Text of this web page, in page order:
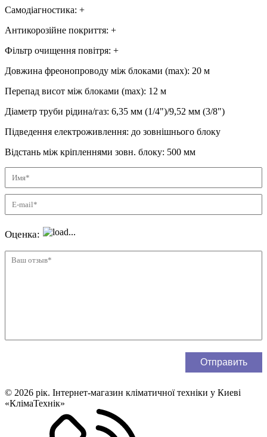
Самодіагностика: +
Антикорозійне покриття: +
Фільтр очищення повітря: +
Довжина фреонопроводу між блоками (max): 20 м
Перепад висот між блоками (max): 12 м
Діаметр труби рідина/газ: 6,35 мм (1/4")/9,52 мм (3/8")
Підведення електроживлення: до зовнішнього блоку
Відстань між кріпленнями зовн. блоку: 500 мм
© 2026 рік. Інтернет-магазин кліматичної техніки у Киеві
«КлімаТехнік»